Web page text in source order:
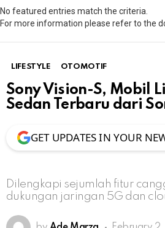
No featured entries match the criteria.
For more information please refer to the
LIFESTYLE OTOMOTIF
Sony Vision-S, Mobil
Sedan Terbaru dari
GET UPDATES IN YOUR
Dilengkapi sejumlah fitur
dukungan jaringan 5G dan